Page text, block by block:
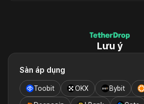
Lưu ý
Sàn áp dụng
Toobit OKX Bybit